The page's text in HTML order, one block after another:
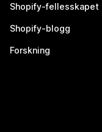
Shopify-fellesskapet
Shopify-blogg
Forskning